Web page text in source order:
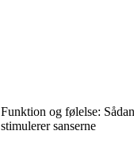
Funktion og følelse:
stimulerer sanserne